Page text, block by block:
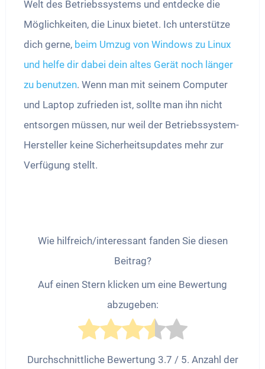
Welt des Betriebssystems und entdecke die
Möglichkeiten, die Linux bietet. Ich unterstütze
dich gerne, beim Umzug von Windows zu Linux
und helfe dir dabei dein altes Gerät noch länger
zu benutzen. Wenn man mit seinem Computer
und Laptop zufrieden ist, sollte man ihn nicht
entsorgen müssen, nur weil der Betriebssystem-
Hersteller keine Sicherheitsupdates mehr zur
Verfügung stellt.
Wie hilfreich/interessant fanden Sie diesen
Beitrag?
Auf einen Stern klicken um eine Bewertung
abzugeben:
Durchschnittliche Bewertung 3.7 / 5. Anzahl der